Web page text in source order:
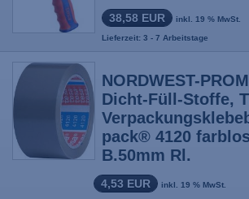
38,58 EUR inkl. 19 % MwSt.
Lieferzeit: 3 - 7 Arbeitstage
NORDWEST-
Dicht-Füll-Stoffe,
pack® 4120
B.50mm Rl.
4,53 EUR inkl. 19 % MwSt.